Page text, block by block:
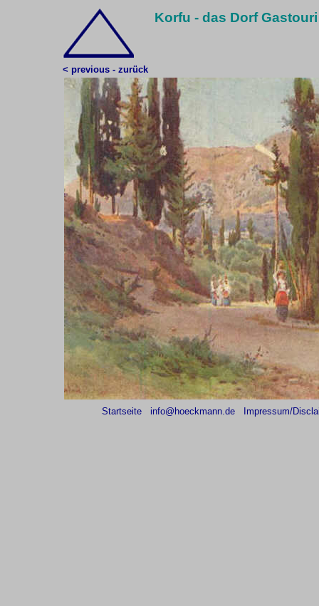
Korfu - das Dorf
< previous - zurück
Startseite info@hoeckmann.de Impressum/